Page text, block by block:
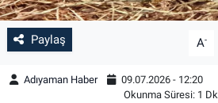
Paylaş A-
Adıyaman Haber 09.07.2026 - 12:20
Okunma Süresi: 1 Dk
Ekonomi
Yaşam